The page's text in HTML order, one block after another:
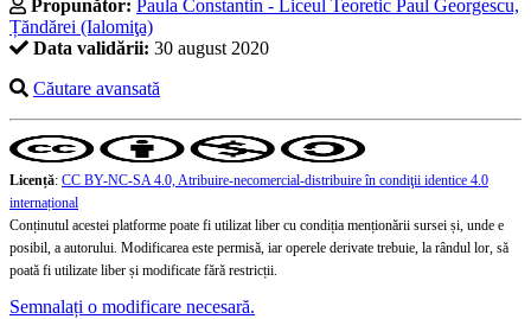
Propunător: Paula Constantin - Liceul Teoretic Paul Georgescu,
Țăndărei (Ialomiţa)
Data validării: 30 august 2020
Căutare avansată
Licență: CC BY-NC-SA 4.0, Atribuire-necomercial-distribuire în condiţii identice 4.0
internațional
Conținutul acestei platforme poate fi utilizat liber cu condiția menționării sursei și, unde e
posibil, a autorului. Modificarea este permisă, iar operele derivate trebuie, la rândul lor, să
poată fi utilizate liber și modificate fără restricții.
Semnalați o modificare necesară.